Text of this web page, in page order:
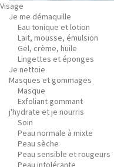
Visage
Je me démaquille
Eau tonique et lotion
Lait, mousse, émulsion
Gel, crème, huile
Lingettes et éponges
Je nettoie
Masques et gommages
Masque
Exfoliant gommant
j'hydrate et je nourris
Soin
Peau normale à mixte
Peau sèche
Peau sensible et rougeurs
Peau intolérante